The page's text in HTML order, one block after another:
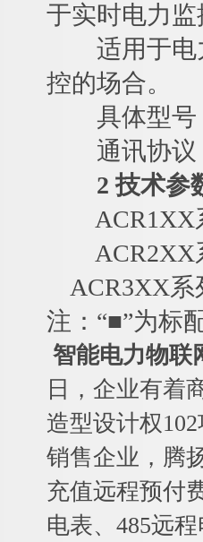
于实时电力
适用于电力
控的场合。
具体型号
通讯协议：
2 技术参
ACR1XX
ACR2XX
ACR3XX系
注：“■”为标
智能电力物联
日，企业有着
造型设计权
销售企业，腾
充值远程预付
电表、485远